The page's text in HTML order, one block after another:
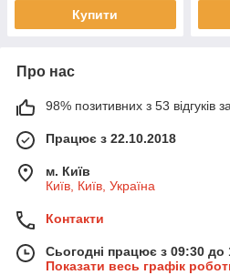
Купити
Про нас
98% позитивних з 53 відгуків
Працює з 22.10.2018
м. Київ
Київ, Київ, Україна
Контакти
Сьогодні працює з 09:30 до
Показати весь графік